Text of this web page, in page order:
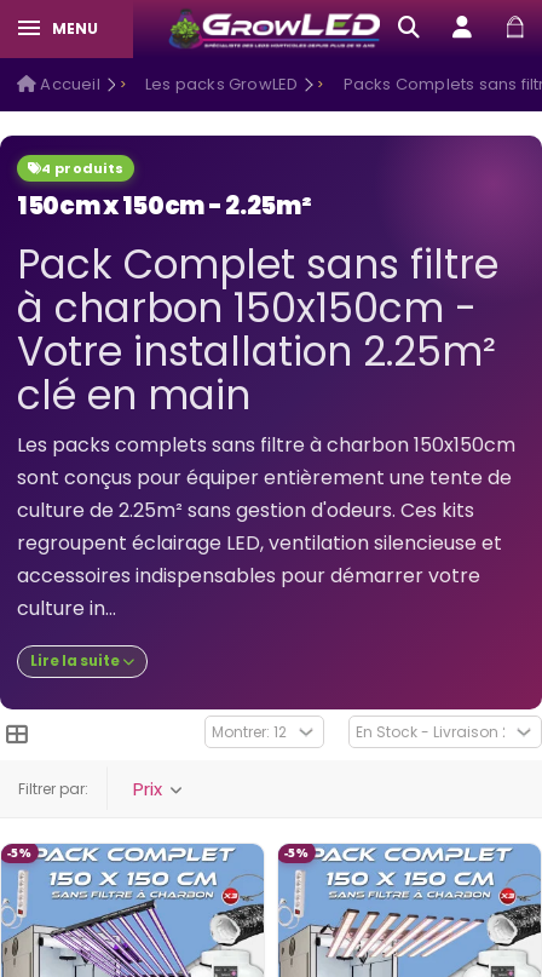
MENU
Accueil Les packs GrowLED Packs Complets sans
4 produits
150cm x 150cm - 2.25m²
Pack Complet sans filtre
à charbon 150x150cm -
Votre installation 2.25m²
clé en main
Les packs complets sans filtre à charbon 150x150cm
sont conçus pour équiper entièrement une tente de
culture de 2.25m² sans gestion d'odeurs. Ces kits
regroupent éclairage LED, ventilation silencieuse et
accessoires indispensables pour démarrer votre
culture in...
Lire la suite
Filtrer par: Prix
-5% -5%